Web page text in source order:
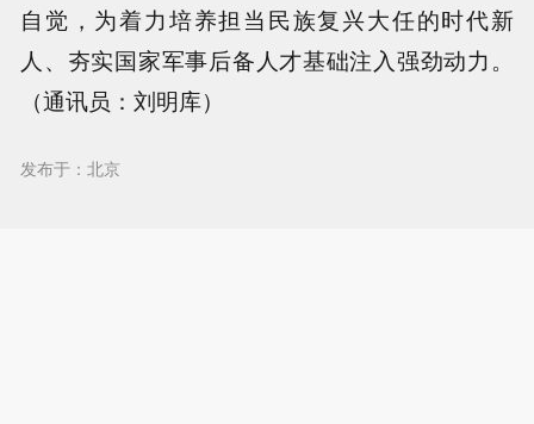
自觉，为着力培养担当民族复兴大任的时代新
人、夯实国家军事后备人才基础注入强劲动力。
（通讯员：刘明库）
发布于：北京